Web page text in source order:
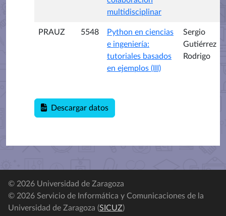
multidisciplinar
PRAUZ 5548
Python en ciencias
e ingeniería:
tutoriales basados
en ejemplos (III)
Sergio
Gutiérrez
Rodrigo
Descargar datos
© 2026 Universidad de Zaragoza
© 2026 Servicio de Informática y Comunicaciones de la
Universidad de Zaragoza (SICUZ)